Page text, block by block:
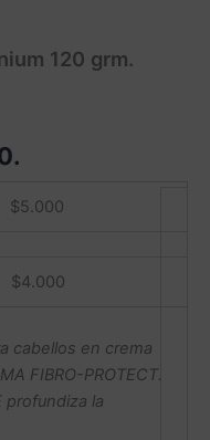
120 grm.
.
$5.000
$4.000
cabellos en crema
FIBRO-PROTECT.
profundiza la